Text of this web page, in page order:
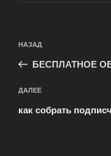
НАЗАД
БЕСПЛАТНОЕ
ДАЛЕЕ
как собрать